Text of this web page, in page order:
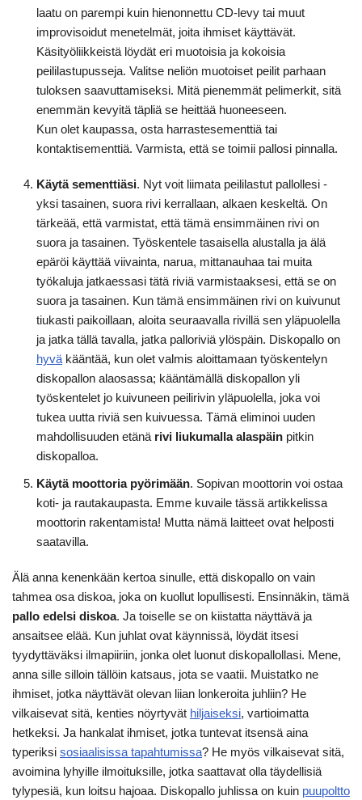
laatu on parempi kuin hienonnettu CD-levy tai muut
improvisoidut menetelmät, joita ihmiset käyttävät.
Käsityöliikkeistä löydät eri muotoisia ja kokoisia
peililastupusseja. Valitse neliön muotoiset peilit parhaan
tuloksen saavuttamiseksi. Mitä pienemmät pelimerkit, sitä
enemmän kevyitä täpliä se heittää huoneeseen.
Kun olet kaupassa, osta harrastesementtiä tai
kontaktisementtiä. Varmista, että se toimii pallosi pinnalla.
Käytä sementtiäsi. Nyt voit liimata peililastut pallollesi -
yksi tasainen, suora rivi kerrallaan, alkaen keskeltä. On
tärkeää, että varmistat, että tämä ensimmäinen rivi on
suora ja tasainen. Työskentele tasaisella alustalla ja älä
epäröi käyttää viivainta, narua, mittanauhaa tai muita
työkaluja jatkaessasi tätä riviä varmistaaksesi, että se on
suora ja tasainen. Kun tämä ensimmäinen rivi on kuivunut
tiukasti paikoillaan, aloita seuraavalla rivillä sen yläpuolella
ja jatka tällä tavalla, jatka palloriviä ylöspäin. Diskopallo on
hyvä kääntää, kun olet valmis aloittamaan työskentelyn
diskopallon alaosassa; kääntämällä diskopallon yli
työskentelet jo kuivuneen peilirivin yläpuolella, joka voi
tukea uutta riviä sen kuivuessa. Tämä eliminoi uuden
mahdollisuuden etänä rivi liukumalla alaspäin pitkin
diskopalloa.
Käytä moottoria pyörimään. Sopivan moottorin voi ostaa
koti- ja rautakaupasta. Emme kuvaile tässä artikkelissa
moottorin rakentamista! Mutta nämä laitteet ovat helposti
saatavilla.
Älä anna kenenkään kertoa sinulle, että diskopallo on vain
tahmea osa diskoa, joka on kuollut lopullisesti. Ensinnäkin, tämä
pallo edelsi diskoa. Ja toiselle se on kiistatta näyttävä ja
ansaitsee elää. Kun juhlat ovat käynnissä, löydät itsesi
tyydyttäväksi ilmapiiriin, jonka olet luonut diskopallollasi. Mene,
anna sille silloin tällöin katsaus, jota se vaatii. Muistatko ne
ihmiset, jotka näyttävät olevan liian lonkeroita juhliin? He
vilkaisevat sitä, kenties nöyrtyvät hiljaiseksi, vartioimatta
hetkeksi. Ja hankalat ihmiset, jotka tuntevat itsensä aina
typeriksi sosiaalisissa tapahtumissa? He myös vilkaisevat sitä,
avoimina lyhyille ilmoituksille, jotka saattavat olla täydellisiä
tylypesiä, kun loitsu hajoaa. Diskopallo juhlissa on kuin puupoltto